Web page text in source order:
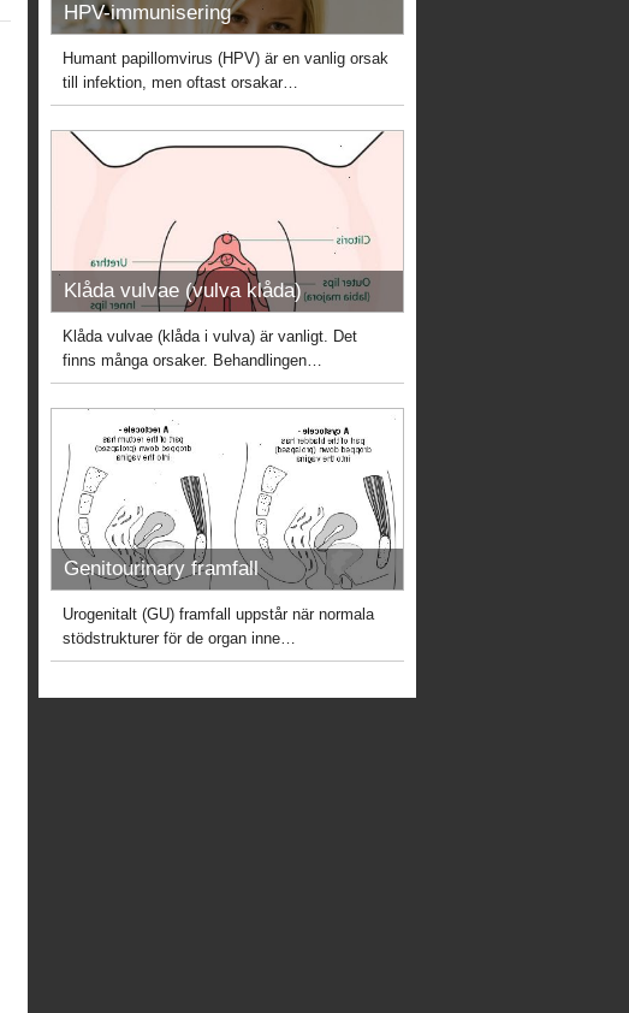
HPV-immunisering
Humant papillomvirus (HPV) är en vanlig orsak
till infektion, men oftast orsakar…
Klåda vulvae (vulva klåda)
Klåda vulvae (klåda i vulva) är vanligt. Det
finns många orsaker. Behandlingen…
Genitourinary framfall
Urogenitalt (GU) framfall uppstår när normala
stödstrukturer för de organ inne…